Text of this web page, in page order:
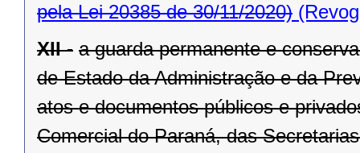
pela Lei 20385 de 30/11/2020)
XII - a guarda permanente e
de Estado da Administração e da
atos e documentos públicos e
Comercial do Paraná, das